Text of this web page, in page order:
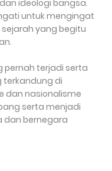
ideologi bangsa.
untuk mengingat
yang begitu
pernah terjadi serta
terkandung di
dan nasionalisme
serta menjadi
dan bernegara